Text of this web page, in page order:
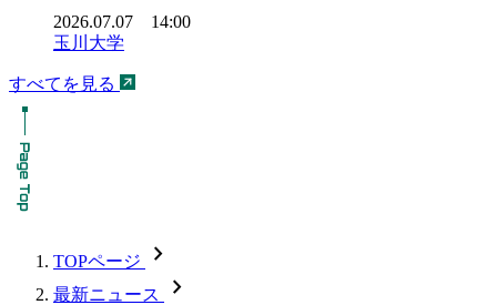
2026.07.07 14:00
玉川大学
すべてを見る
TOPページ chevron_forward
最新ニュース chevron_forward